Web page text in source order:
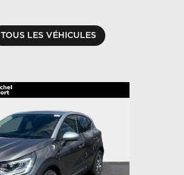
TOUS LES VÉHICULES